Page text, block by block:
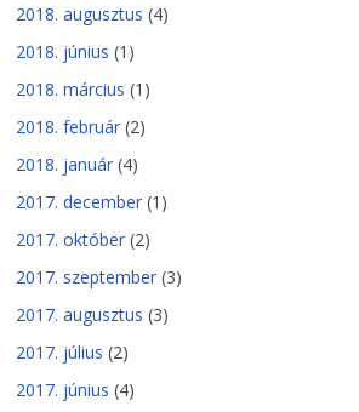
2018. augusztus (4)
2018. június (1)
2018. március (1)
2018. február (2)
2018. január (4)
2017. december (1)
2017. október (2)
2017. szeptember (3)
2017. augusztus (3)
2017. július (2)
2017. június (4)